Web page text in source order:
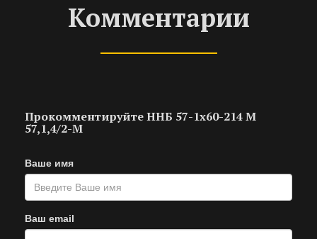
Комментарии
Прокомментируйте ННБ 57-1х60-214 М
57,1,4/2-М
Ваше имя
Ваш email